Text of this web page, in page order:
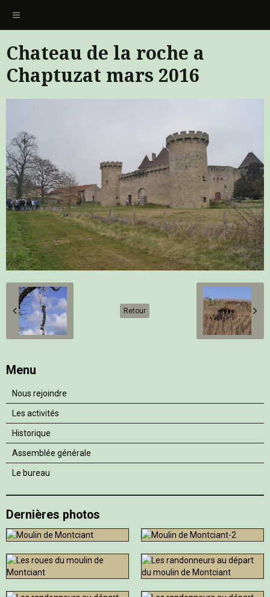
Chateau de la roche a
Chaptuzat mars 2016
Retour
Menu
Nous rejoindre
Les activités
Historique
Assemblée générale
Le bureau
Dernières photos